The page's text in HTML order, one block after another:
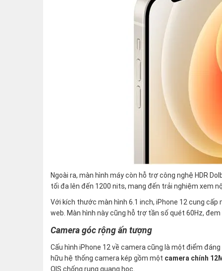
Ngoài ra, màn hình máy còn hỗ trợ công nghệ HDR
tối đa lên đến 1200 nits, mang đến trải nghiệm xem
Với kích thước màn hình 6.1 inch, iPhone 12 cung
web. Màn hình này cũng hỗ trợ tần số quét 60Hz,
Camera góc rộng ấn tượng
Cấu hình iPhone 12 về camera cũng là một điểm
hữu hệ thống camera kép gồm một camera chính
OIS chống rung quang học.